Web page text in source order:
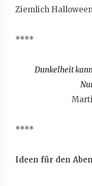
Ziemlich
****
Dunkelheit
****
Ideen für den